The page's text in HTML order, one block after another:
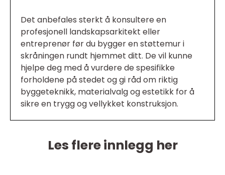
Det anbefales sterkt å konsultere en
profesjonell landskapsarkitekt eller
entreprenør før du bygger en støttemur i
skråningen rundt hjemmet ditt. De vil kunne
hjelpe deg med å vurdere de spesifikke
forholdene på stedet og gi råd om riktig
byggeteknikk, materialvalg og estetikk for å
sikre en trygg og vellykket konstruksjon.
Les flere innlegg her